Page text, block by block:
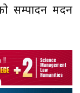
सम्पादन मदन